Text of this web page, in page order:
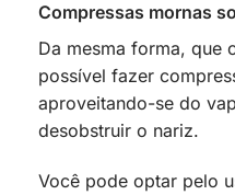
Compressas mornas
Da mesma forma, que
possível fazer
aproveitando-se do
desobstruir o nariz.
Você pode optar pelo